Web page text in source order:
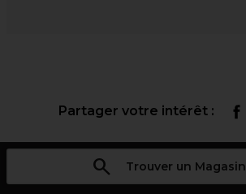
Partager votre intérêt :
Trouver un Magasin